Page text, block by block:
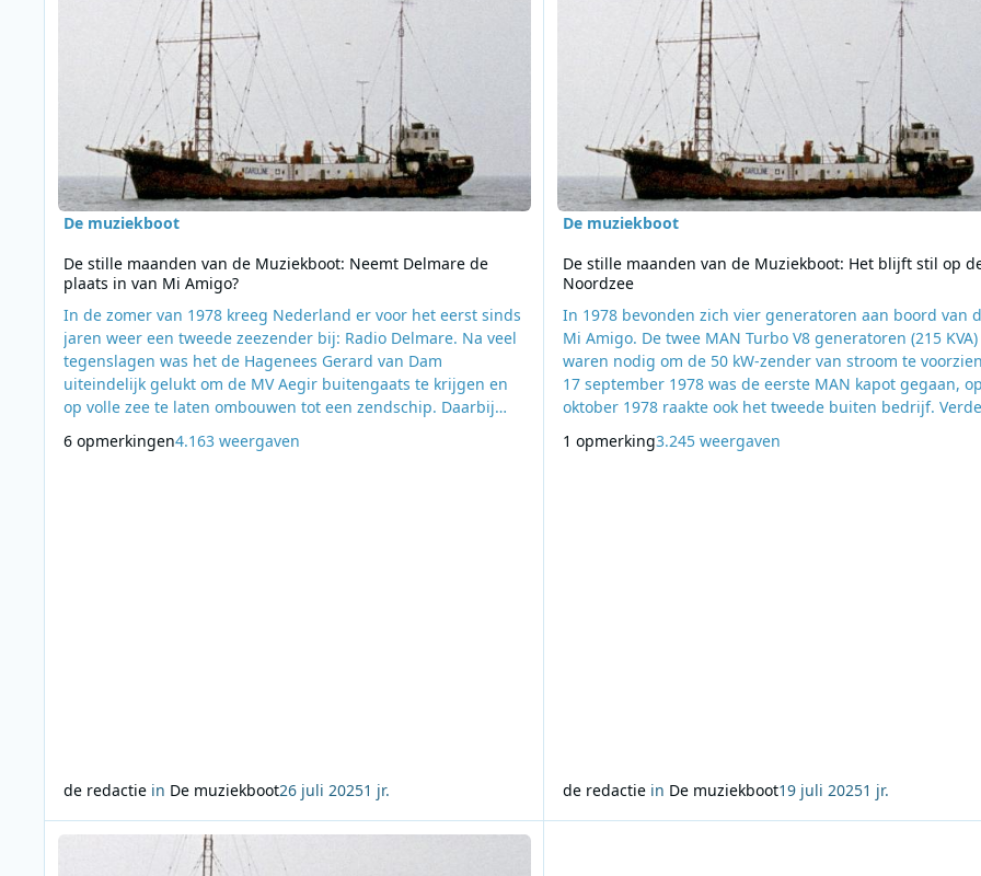
De muziekboot
De stille maanden van de Muziekboot: Neemt Delmare de
plaats in van Mi Amigo?
In de zomer van 1978 kreeg Nederland er voor het eerst sinds
jaren weer een tweede zeezender bij: Radio Delmare. Na veel
tegenslagen was het de Hagenees Gerard van Dam
uiteindelijk gelukt om de MV Aegir buitengaats te krijgen en
op volle zee te laten ombouwen tot een zendschip. Daarbij
Vuylsteke, die een deel van de studio- en zendapparatuur
6 opmerkingen4.163 weergaven
de redactiein De muziekboot26 juli 20251 jr.
De muziekboot
De stille maanden van de Muziekboot: Het blijft stil op
Noordzee
In 1978 bevonden zich vier generatoren aan boord van
Mi Amigo. De twee MAN Turbo V8 generatoren (215 KVA)
waren nodig om de 50 kW-zender van stroom te
17 september 1978 was de eerste MAN kapot gegaan,
oktober 1978 raakte ook het tweede buiten bedrijf.
periode van 15 mei 1976 tot 1 december 1977 gebruikt
1 opmerking3.245 weergaven
de redactie in De muziekboot19 juli 20251 jr.
Lees meer over De stille maanden van de Muziekboot: Het einde van Radio Mi Amigo